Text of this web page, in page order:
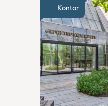
Kontor